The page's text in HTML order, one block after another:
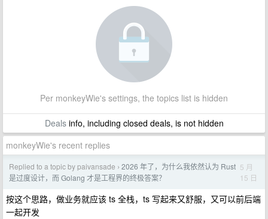
Per monkeyWie's settings, the topics list is hidden
Dealsinfo, including closed deals, is not hidden
monkeyWie's recent replies
Replied to a topic by paivansade › 2026 年了，为什么我依然认为 Rust
是过度设计，而 Golang 才是工程界的终极答案？
5 月
15 日
按这个思路，做业务就应该 ts 全栈，ts 写起来又舒服，又可以前后端
一起开发